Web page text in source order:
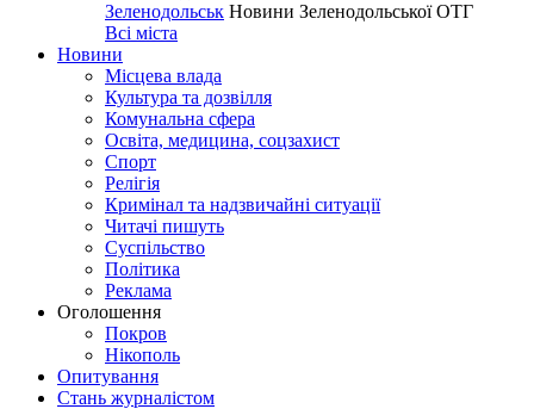
Зеленодольськ Новини Зеленодольської ОТГ
Всі міста
Новини
Місцева влада
Культура та дозвілля
Комунальна сфера
Освіта, медицина, соцзахист
Спорт
Релігія
Кримінал та надзвичайні ситуації
Читачі пишуть
Суспільство
Політика
Реклама
Оголошення
Покров
Нікополь
Опитування
Стань журналістом